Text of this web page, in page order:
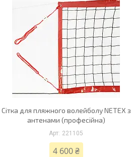
Сітка для пляжного волейболу NETEX з
антенами (професійна)
221105
4 600 ₴